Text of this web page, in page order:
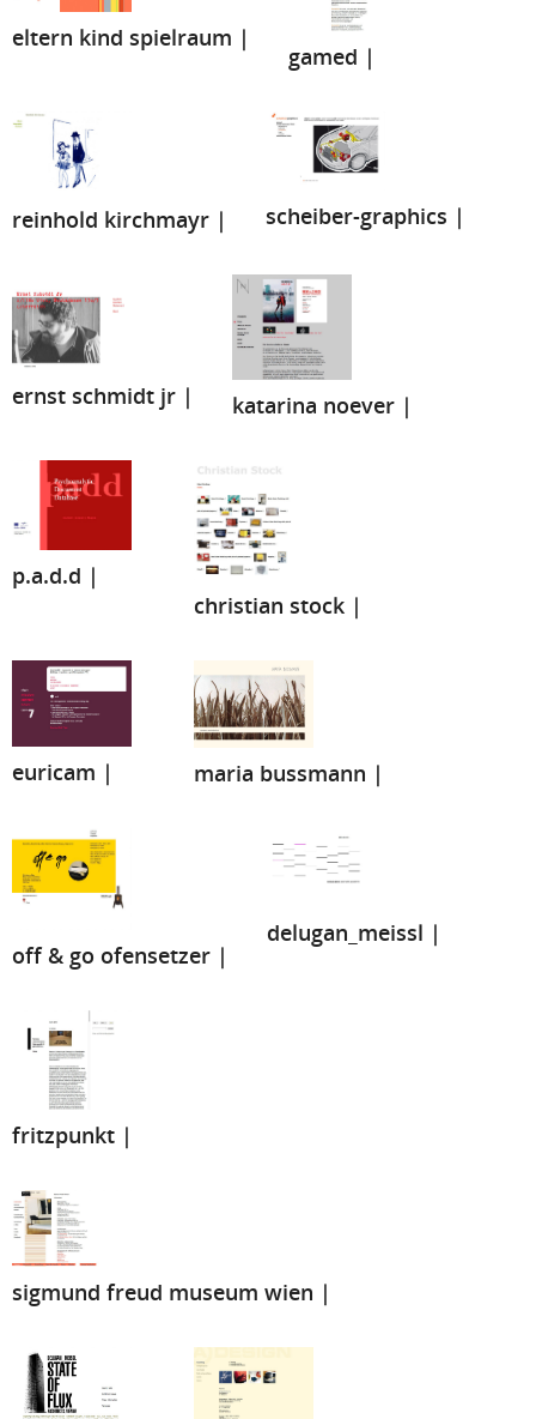
eltern kind spielraum |
gamed |
reinhold kirchmayr | scheiber-graphics |
ernst schmidt jr | katarina noever |
p.a.d.d |
christian stock |
euricam | maria bussmann |
off & go ofensetzer |
delugan_meissl |
fritzpunkt |
sigmund freud museum wien |